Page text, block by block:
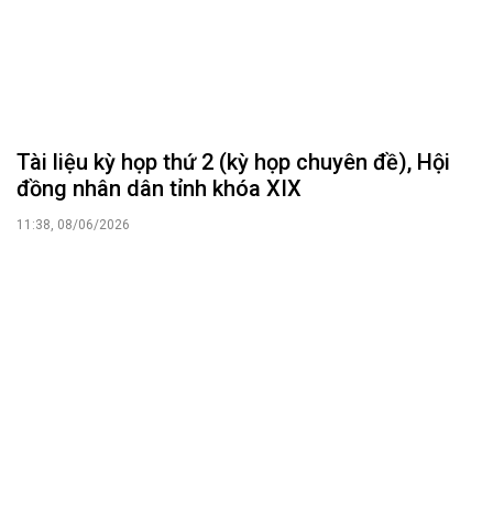
Tài liệu kỳ họp thứ 2 (kỳ họp chuyên đề), Hội
đồng nhân dân tỉnh khóa XIX
11:38, 08/06/2026